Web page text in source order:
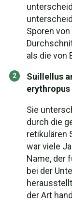
Sporen
als die von
Suillellus
erythropus
Sie
durch die
retikulären
war viele
Name, der
bei der
der Art